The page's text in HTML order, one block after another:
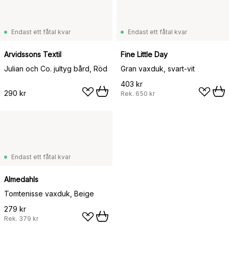
Endast ett fåtal kvar
Arvidssons Textil
Julian och Co. jultyg bård, Röd
290 kr
Endast ett fåtal kvar
Fine Little Day
Gran vaxduk, svart-vit
403 kr
Rek. 650 kr
Endast ett fåtal kvar
Almedahls
Tomtenisse vaxduk, Beige
279 kr
Rek. 379 kr